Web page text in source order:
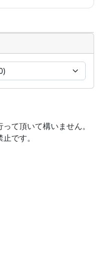
て頂いて構いません。
です。